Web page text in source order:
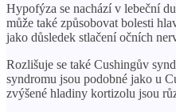
Hypofýza se nachází v lebeční
může také způsobovat bolesti
jako důsledek stlačení očních
Rozlišuje se také Cushingův
syndromu jsou podobné jako u
zvýšené hladiny kortizolu jsou